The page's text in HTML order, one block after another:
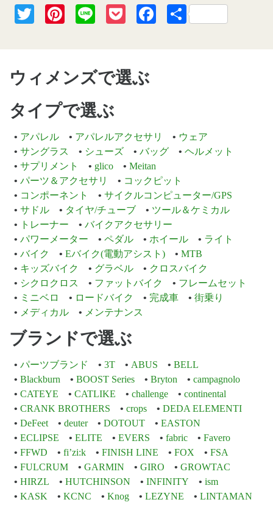
TwitterPinterest
Line PocketFacebook
共
ウィメンズで選ぶ
タイプで選ぶ
アパレル アパレルアクセサリ
ウェア
サングラス
シューズ バッグ
ヘルメット
サプリメント
glico
Meitan
パーツ＆アクセサリ
コックピット
コンポーネント
サイクルコンピューター/GPS
サドル
タイヤ/チューブ
ツール＆ケミカル
トレーナー
バイクアクセサリー
パワーメーター
ペダル ホイール
ライト
バイク
Eバイク(電動アシスト)
MTB
キッズバイク
グラベル
クロスバイク
シクロクロス
ファットバイク
フレームセット
ミニベロ
ロードバイク 完成車
街乗り
メディカル
メンテナンス
ブランドで選ぶ
パーツブランド 3T ABUS
BELL
Blackburn
BOOST Series Bryton
campagnolo
CATEYE
CATLIKE challenge
continental
CRANK BROTHERS
crops
DEDA ELEMENTI
DeFeet
deuter DOTOUT
EASTON
ECLIPSE
ELITE EVERS fabric
Favero
FFWD
fi’zi:k FINISH LINE FOX
FSA
FULCRUM
GARMIN GIRO
GROWTAC
HIRZL
HUTCHINSON INFINITY
ism
KASK
KCNC Knog LEZYNE
LINTAMAN